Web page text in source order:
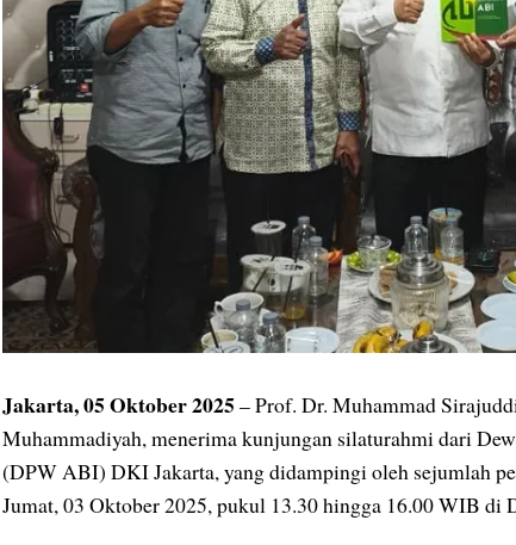
Jakarta, 05 Oktober 2025– Prof. Dr. Muhammad
Muhammadiyah, menerima kunjungan silaturahmi dari
(DPW ABI) DKI Jakarta, yang didampingi oleh sejumlah
Jumat, 03 Oktober 2025, pukul 13.30 hingga 16.00 WIB di